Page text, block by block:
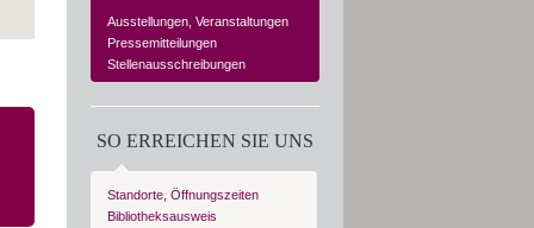
Ausstellungen, Veranstaltungen
Pressemitteilungen
Stellenausschreibungen
SO ERREICHEN SIE UNS
Standorte, Öffnungszeiten
Bibliotheksausweis